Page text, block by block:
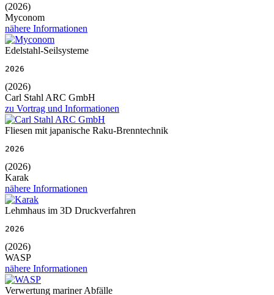
(2026)
Myconom
nähere Informationen
Edelstahl-Seilsysteme
2026
(2026)
Carl Stahl ARC GmbH
zu Vortrag und Informationen
Fliesen mit japanische Raku-Brenntechnik
2026
(2026)
Karak
nähere Informationen
Lehmhaus im 3D Druckverfahren
2026
(2026)
WASP
nähere Informationen
Verwertung mariner Abfälle